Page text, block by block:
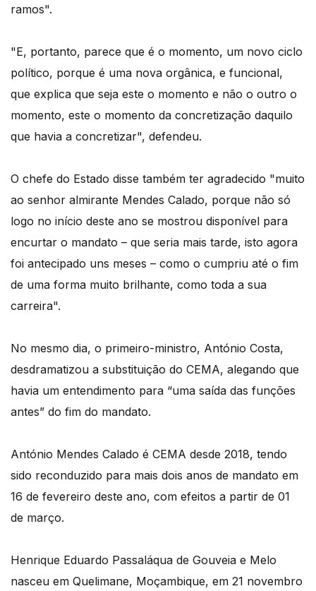
ramos".
"E, portanto, parece que é o momento, um novo ciclo
político, porque é uma nova orgânica, e funcional,
que explica que seja este o momento e não o outro o
momento, este o momento da concretização daquilo
que havia a concretizar", defendeu.
O chefe do Estado disse também ter agradecido "muito
ao senhor almirante Mendes Calado, porque não só
logo no início deste ano se mostrou disponível para
encurtar o mandato – que seria mais tarde, isto agora
foi antecipado uns meses – como o cumpriu até o fim
de uma forma muito brilhante, como toda a sua
carreira".
No mesmo dia, o primeiro-ministro, António Costa,
desdramatizou a substituição do CEMA, alegando que
havia um entendimento para “uma saída das funções
antes” do fim do mandato.
António Mendes Calado é CEMA desde 2018, tendo
sido reconduzido para mais dois anos de mandato em
16 de fevereiro deste ano, com efeitos a partir de 01
de março.
Henrique Eduardo Passaláqua de Gouveia e Melo
nasceu em Quelimane, Moçambique, em 21 novembro